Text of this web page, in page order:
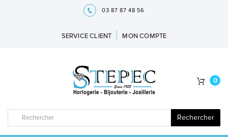
03 87 87 48 56
SERVICE CLIENT MON COMPTE
Rechercher
0